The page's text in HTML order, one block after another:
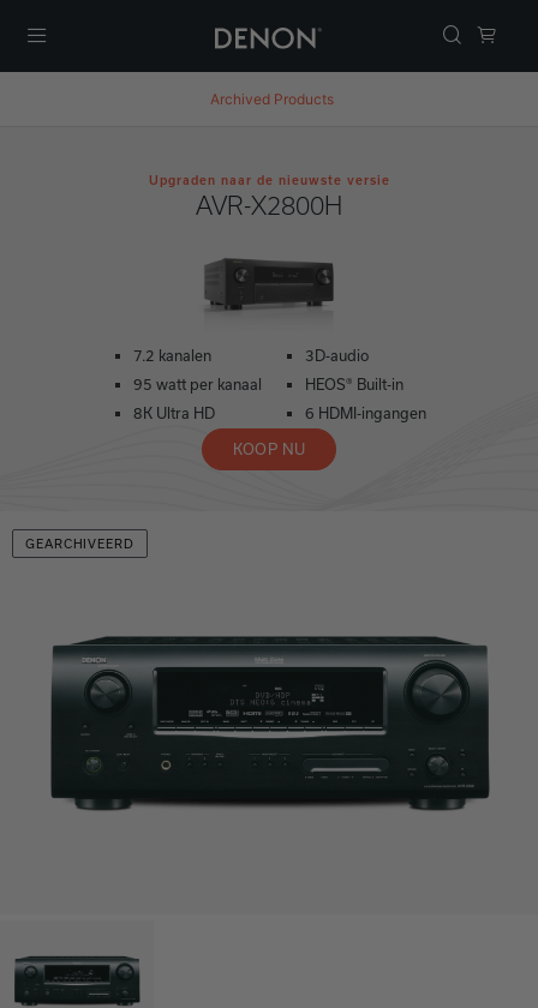
Archived Products
Upgraden naar de nieuwste versie
AVR-X2800H
7.2 kanalen
95 watt per kanaal
8K Ultra HD
3D-audio
HEOS® Built-in
6 HDMI-ingangen
KOOP NU
GEARCHIVEERD